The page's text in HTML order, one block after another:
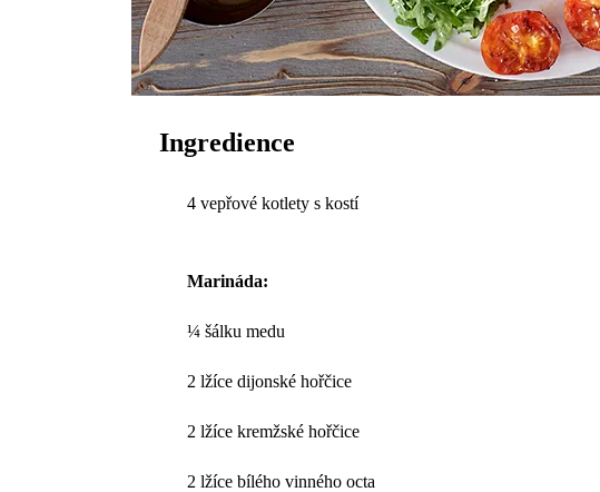
Ingredience
4 vepřové kotlety s kostí
Marináda:
¼ šálku medu
2 lžíce dijonské hořčice
2 lžíce kremžské hořčice
2 lžíce bílého vinného octa